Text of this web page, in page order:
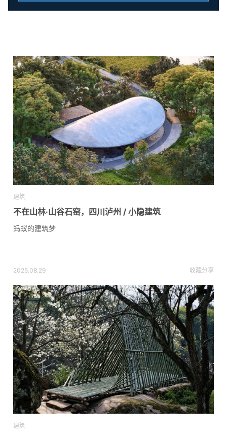
建筑
不在山林·山谷石窑，四川泸州 / 小隐建筑
蚂蚁的建筑梦
2025.08.29 收藏分享
建筑